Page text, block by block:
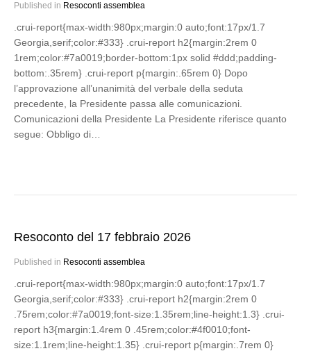
Published in Resoconti assemblea
.crui-report{max-width:980px;margin:0 auto;font:17px/1.7
Georgia,serif;color:#333} .crui-report h2{margin:2rem 0
1rem;color:#7a0019;border-bottom:1px solid #ddd;padding-
bottom:.35rem} .crui-report p{margin:.65rem 0} Dopo
l’approvazione all’unanimità del verbale della seduta
precedente, la Presidente passa alle comunicazioni.
Comunicazioni della Presidente La Presidente riferisce quanto
segue: Obbligo di…
Resoconto del 17 febbraio 2026
Published in Resoconti assemblea
.crui-report{max-width:980px;margin:0 auto;font:17px/1.7
Georgia,serif;color:#333} .crui-report h2{margin:2rem 0
.75rem;color:#7a0019;font-size:1.35rem;line-height:1.3} .crui-
report h3{margin:1.4rem 0 .45rem;color:#4f0010;font-
size:1.1rem;line-height:1.35} .crui-report p{margin:.7rem 0}